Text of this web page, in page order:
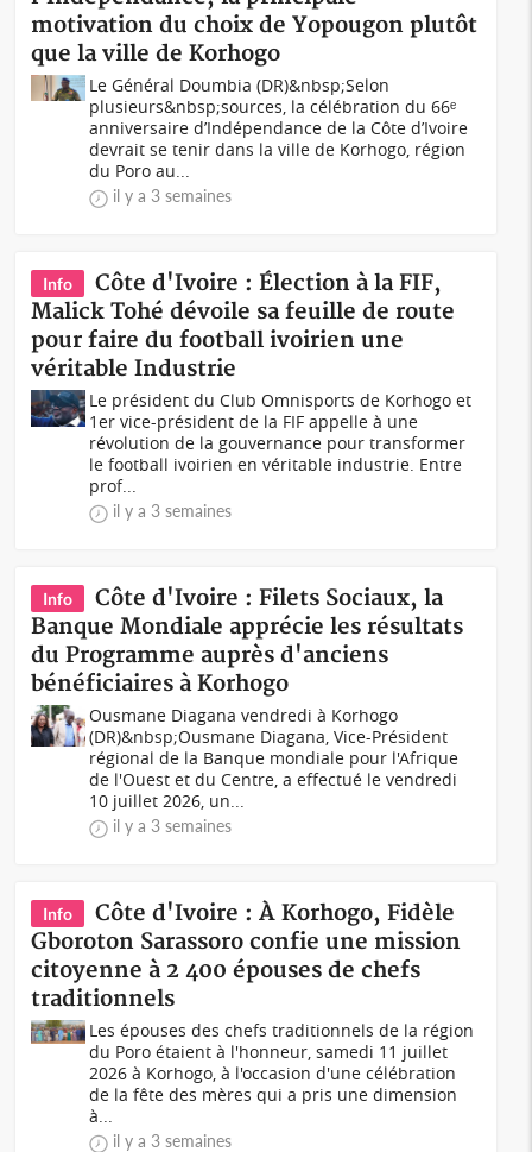
motivation du choix de Yopougon plutôt
que la ville de Korhogo
Le Général Doumbia (DR)&nbsp;Selon
plusieurs&nbsp;sources, la célébration du 66ᵉ
anniversaire d’Indépendance de la Côte d’Ivoire
devrait se tenir dans la ville de Korhogo, région
du Poro au...
il y a 3 semaines
Info
Côte d'Ivoire : Élection à la FIF,
Malick Tohé dévoile sa feuille de route
pour faire du football ivoirien une
véritable Industrie
Le président du Club Omnisports de Korhogo et
1er vice-président de la FIF appelle à une
révolution de la gouvernance pour transformer
le football ivoirien en véritable industrie. Entre
prof...
il y a 3 semaines
Info
Côte d'Ivoire : Filets Sociaux, la
Banque Mondiale apprécie les résultats
du Programme auprès d'anciens
bénéficiaires à Korhogo
Ousmane Diagana vendredi à Korhogo
(DR)&nbsp;Ousmane Diagana, Vice-Président
régional de la Banque mondiale pour l'Afrique
de l'Ouest et du Centre, a effectué le vendredi
10 juillet 2026, un...
il y a 3 semaines
Info
Côte d'Ivoire : À Korhogo, Fidèle
Gboroton Sarassoro confie une mission
citoyenne à 2 400 épouses de chefs
traditionnels
Les épouses des chefs traditionnels de la région
du Poro étaient à l'honneur, samedi 11 juillet
2026 à Korhogo, à l'occasion d'une célébration
de la fête des mères qui a pris une dimension
à...
il y a 3 semaines